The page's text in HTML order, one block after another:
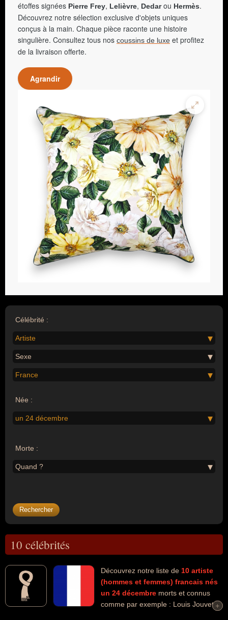
étoffes signées Pierre Frey, Lelièvre, Dedarou Hermès.
Découvrez notre sélection exclusive d'objets uniques
conçus à la main. Chaque pièce raconte une histoire
singulière. Consultez tous nos coussins de luxe et profitez
de la livraison offerte.
Agrandir
Célébrité :
Artiste
Sexe
France
Née :
un 24 décembre
Morte :
Quand ?
10 célébrités
Découvrez notre liste de 10 artiste
(hommes et femmes) francais nés
un 24 décembre morts et connus
comme par exemple : Louis Jouvet,+
+